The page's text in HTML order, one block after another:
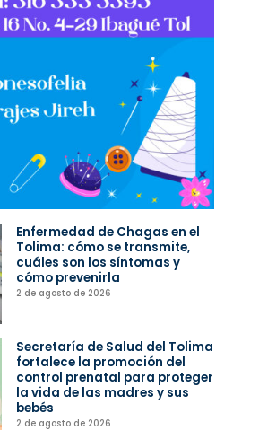
Enfermedad de Chagas en el
Tolima: cómo se transmite,
cuáles son los síntomas y
cómo prevenirla
2 de agosto de 2026
Secretaría de Salud del Tolima
fortalece la promoción del
control prenatal para proteger
la vida de las madres y sus
bebés
2 de agosto de 2026